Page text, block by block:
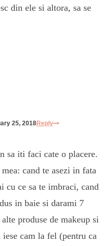
din ele si altora, sa se
25, 2018Reply
sa iti faci cate o placere.
cand te asezi in fata
cu ce sa te imbraci, cand
in baie si darami 7
produse de makeup si
cam la fel (pentru ca